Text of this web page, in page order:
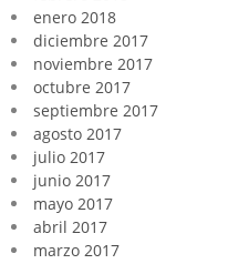
enero 2018
diciembre 2017
noviembre 2017
octubre 2017
septiembre 2017
agosto 2017
julio 2017
junio 2017
mayo 2017
abril 2017
marzo 2017